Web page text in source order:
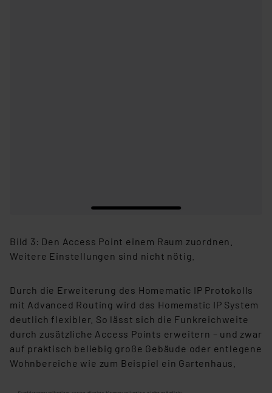
Bild 3: Den Access Point einem Raum zuordnen.
Weitere Einstellungen sind nicht nötig.
Durch die Erweiterung des Homematic IP Protokolls
mit Advanced Routing wird das Homematic IP System
deutlich flexibler. So lässt sich die Funkreichweite
durch zusätzliche Access Points erweitern – und zwar
auf praktisch beliebig große Gebäude oder entlegene
Wohnbereiche wie zum Beispiel ein Gartenhaus.